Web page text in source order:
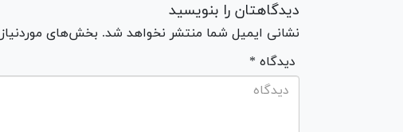
دیدگاهتان را بنویسید
نشانی ایمیل شما منتشر نخواهد شد. بخش‌های
* دیدگاه